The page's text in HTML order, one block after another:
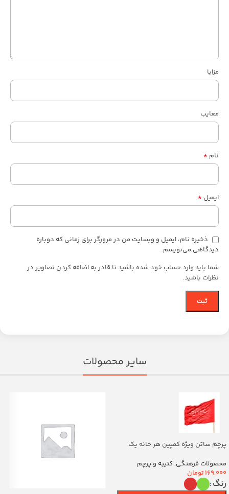
مزایا
معایب
نام *
ایمیل *
ذخیره نام، ایمیل و وبسایت من در مرورگر برای زمانی که دوباره
دیدگاهی می‌نویسم.
شما باید وارد حساب خود شده باشید تا قادر به اضافه کردن تصاویر در
نظرات باشید.
سایر محصولات
پرچم ساتن ویژه کمپین هر خانه یک
(700263)vمحصولات فرهنگی, کتیبه و پرچم
169,000تومان
رنگ